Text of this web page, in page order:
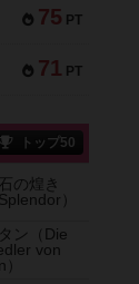
75 PT
71 PT
トップ50